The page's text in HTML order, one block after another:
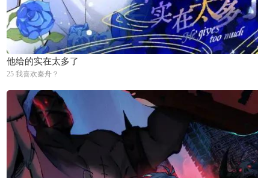
他给的实在太多了
25 我喜欢秦舟？